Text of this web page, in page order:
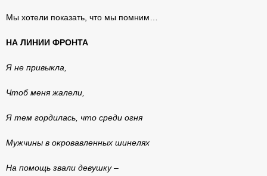
Мы хотели показать, что мы помним…
НА ЛИНИИ ФРОНТА
Я не привыкла,
Чтоб меня жалели,
Я тем гордилась, что среди огня
Мужчины в окровавленных шинелях
На помощь звали девушку –